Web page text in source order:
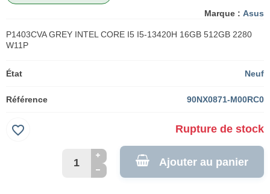
Marque : Asus
P1403CVA GREY INTEL CORE I5 I5-13420H 16GB 512GB 2280
W11P
État Neuf
Référence 90NX0871-M00RC0
Rupture de stock
Ajouter au panier
favorite_border